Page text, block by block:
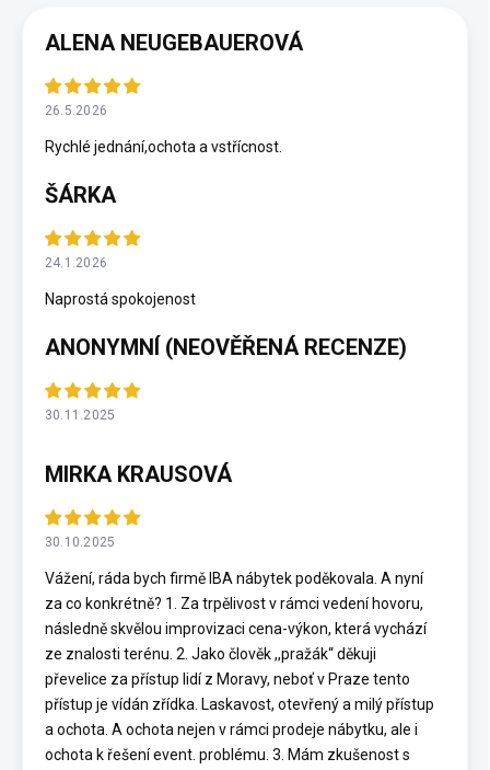
ALENA NEUGEBAUEROVÁ
26.5.2026
Rychlé jednání,ochota a vstřícnost.
ŠÁRKA
24.1.2026
Naprostá spokojenost
ANONYMNÍ (NEOVĚŘENÁ RECENZE)
30.11.2025
MIRKA KRAUSOVÁ
30.10.2025
Vážení, ráda bych firmě IBA nábytek poděkovala. A nyní
za co konkrétně? 1. Za trpělivost v rámci vedení hovoru,
následně skvělou improvizaci cena-výkon, která vychází
ze znalosti terénu. 2. Jako člověk ,,pražák“ děkuji
převelice za přístup lidí z Moravy, neboť v Praze tento
přístup je vídán zřídka. Laskavost, otevřený a milý přístup
a ochota. A ochota nejen v rámci prodeje nábytku, ale i
ochota k řešení event. problému. 3. Mám zkušenost s